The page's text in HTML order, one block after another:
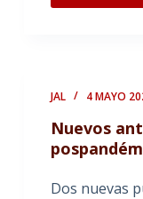
JAL 4 MAYO
Nuevos
Dos nuevas